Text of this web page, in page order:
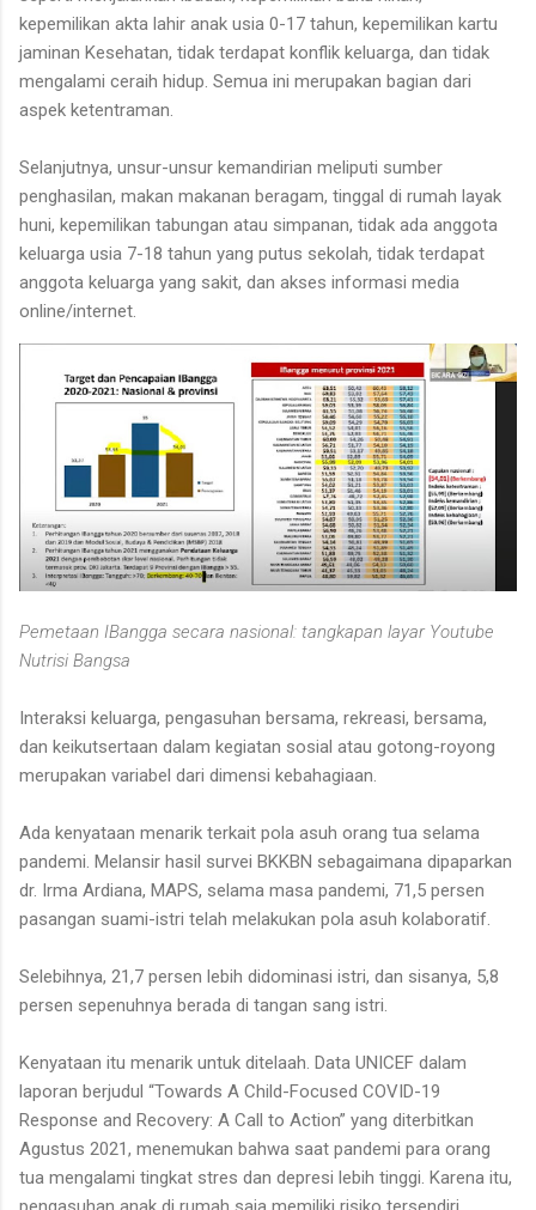
kepemilikan akta lahir anak usia 0-17 tahun, kepemilikan kartu
jaminan Kesehatan, tidak terdapat konflik keluarga, dan tidak
mengalami ceraih hidup. Semua ini merupakan bagian dari
aspek ketentraman.
Selanjutnya, unsur-unsur kemandirian meliputi sumber
penghasilan, makan makanan beragam, tinggal di rumah layak
huni, kepemilikan tabungan atau simpanan, tidak ada anggota
keluarga usia 7-18 tahun yang putus sekolah, tidak terdapat
anggota keluarga yang sakit, dan akses informasi media
online/internet.
Pemetaan IBangga secara nasional: tangkapan layar Youtube
Nutrisi Bangsa
Interaksi keluarga, pengasuhan bersama, rekreasi, bersama,
dan keikutsertaan dalam kegiatan sosial atau gotong-royong
merupakan variabel dari dimensi kebahagiaan.
Ada kenyataan menarik terkait pola asuh orang tua selama
pandemi. Melansir hasil survei BKKBN sebagaimana dipaparkan
dr. Irma Ardiana, MAPS, selama masa pandemi, 71,5 persen
pasangan suami-istri telah melakukan pola asuh kolaboratif.
Selebihnya, 21,7 persen lebih didominasi istri, dan sisanya, 5,8
persen sepenuhnya berada di tangan sang istri.
Kenyataan itu menarik untuk ditelaah. Data UNICEF dalam
laporan berjudul “Towards A Child-Focused COVID-19
Response and Recovery: A Call to Action” yang diterbitkan
Agustus 2021, menemukan bahwa saat pandemi para orang
tua mengalami tingkat stres dan depresi lebih tinggi. Karena itu,